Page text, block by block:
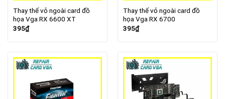
Thay thế vỏ ngoài card đồ
họa Vga RX 6600 XT
395₫
Thay thế vỏ ngoài card đồ
họa Vga RX 6700
395₫